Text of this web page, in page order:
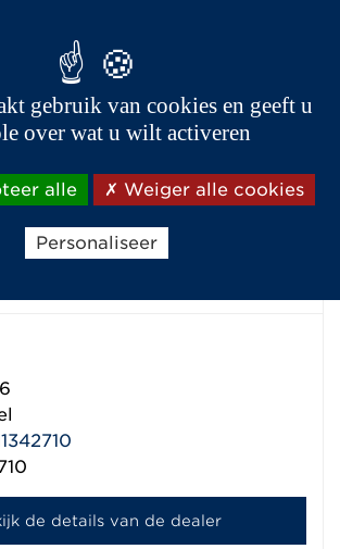
433
de details van de dealer
de details van de dealer
gebruik van cookies en geeft u
over wat u wilt activeren
alle Weiger alle cookies
Personaliseer